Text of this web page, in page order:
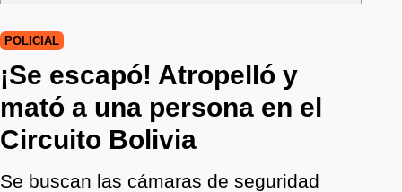
POLICIAL
¡Se escapó! Atropelló y
mató a una persona en el
Circuito Bolivia
Se buscan las cámaras de seguridad